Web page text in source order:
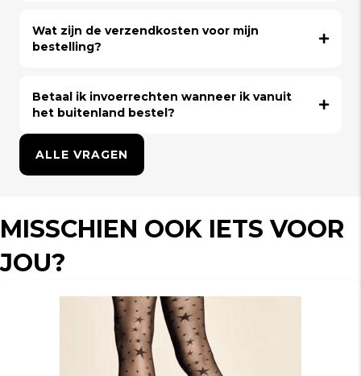
Wat zijn de verzendkosten voor mijn
bestelling?
Betaal ik invoerrechten wanneer ik vanuit
het buitenland bestel?
ALLE VRAGEN
MISSCHIEN OOK IETS VOOR
JOU?